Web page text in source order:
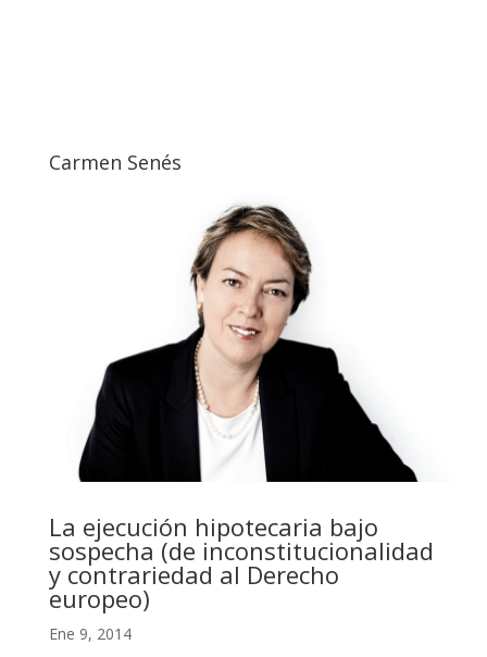
Carmen Senés
La ejecución hipotecaria bajo
sospecha (de inconstitucionalidad
y contrariedad al Derecho
europeo)
Ene 9, 2014